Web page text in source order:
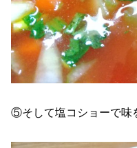
⑤そして塩コショーで味